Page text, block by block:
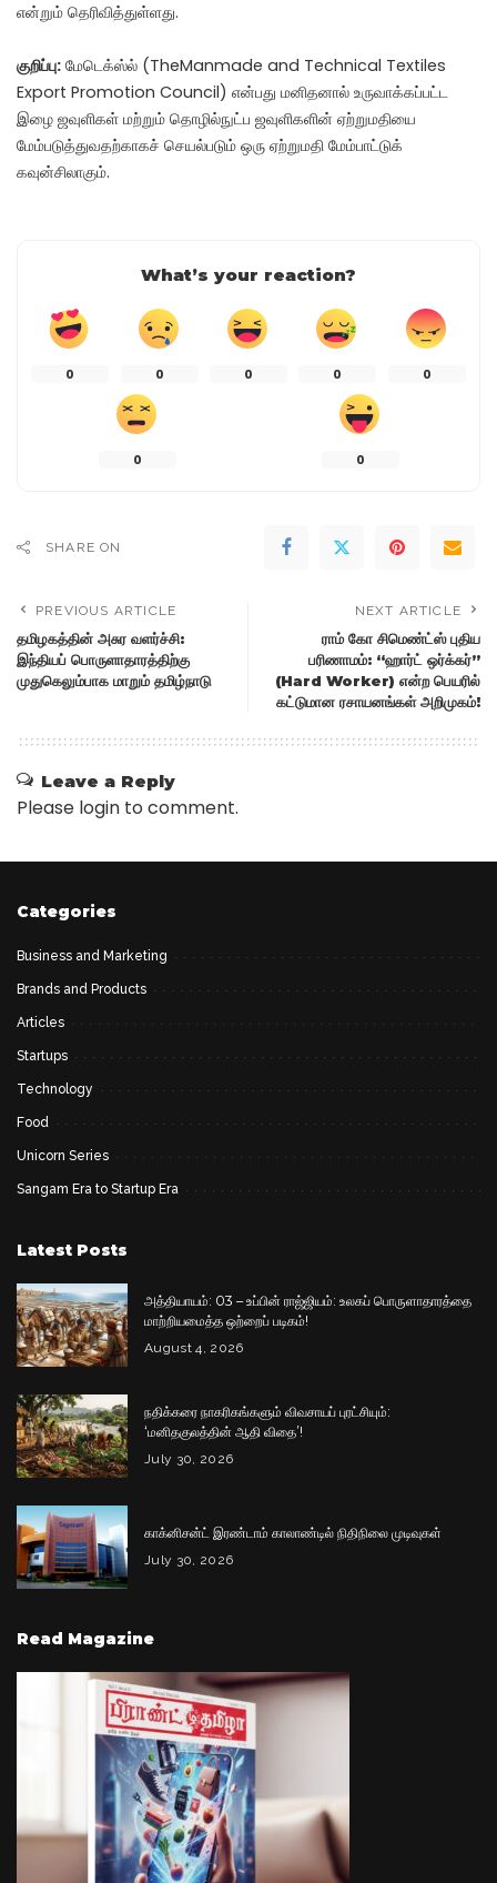
என்றும் தெரிவித்துள்ளது.
குறிப்பு: மேடெக்ஸ்ல் (TheManmade and Technical Textiles
Export Promotion Council) என்பது மனிதனால் உருவாக்கப்பட்ட
இழை ஜவுளிகள் மற்றும் தொழில்நுட்ப ஜவுளிகளின் ஏற்றுமதியை
மேம்படுத்துவதற்காகச் செயல்படும் ஒரு ஏற்றுமதி மேம்பாட்டுக்
கவுன்சிலாகும்.
What’s your reaction?
0 0 0 0 0
0 0
SHARE ON
PREVIOUS ARTICLE
தமிழகத்தின் அசுர வளர்ச்சி:
இந்தியப் பொருளாதாரத்திற்கு
முதுகெலும்பாக மாறும் தமிழ்நாடு
NEXT ARTICLE
ராம் கோ சிமெண்ட்ஸ் புதிய
பரிணாமம்: “ஹார்ட் ஒர்க்கர்”
(Hard Worker) என்ற பெயரில்
கட்டுமான ரசாயனங்கள் அறிமுகம்!
Leave a Reply
Please login to comment.
Categories
Business and Marketing
Brands and Products
Articles
Startups
Technology
Food
Unicorn Series
Sangam Era to Startup Era
Latest Posts
அத்தியாயம்: 03 – உப்பின் ராஜ்ஜியம்: உலகப் பொருளாதாரத்தை
மாற்றியமைத்த ஒற்றைப் படிகம்!
August 4, 2026
நதிக்கரை நாகரிகங்களும் விவசாயப் புரட்சியும்:
‘மனிதகுலத்தின் ஆதி விதை’!
July 30, 2026
காக்னிசன்ட் இரண்டாம் காலாண்டில் நிதிநிலை முடிவுகள்
July 30, 2026
Read Magazine